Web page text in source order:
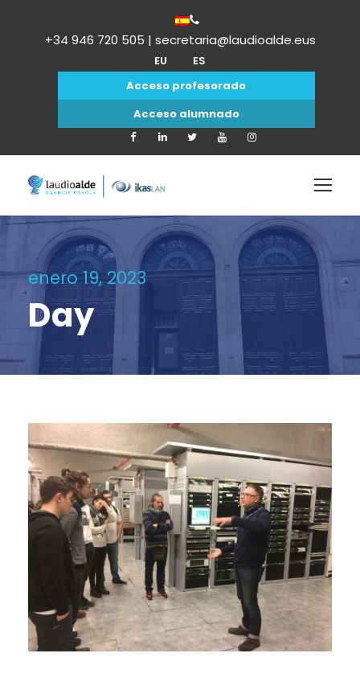
+34 946 720 505 | secretaria@laudioalde.eus
EU
ES
Acceso profesorado
Acceso alumnado
enero 19, 2023
Day